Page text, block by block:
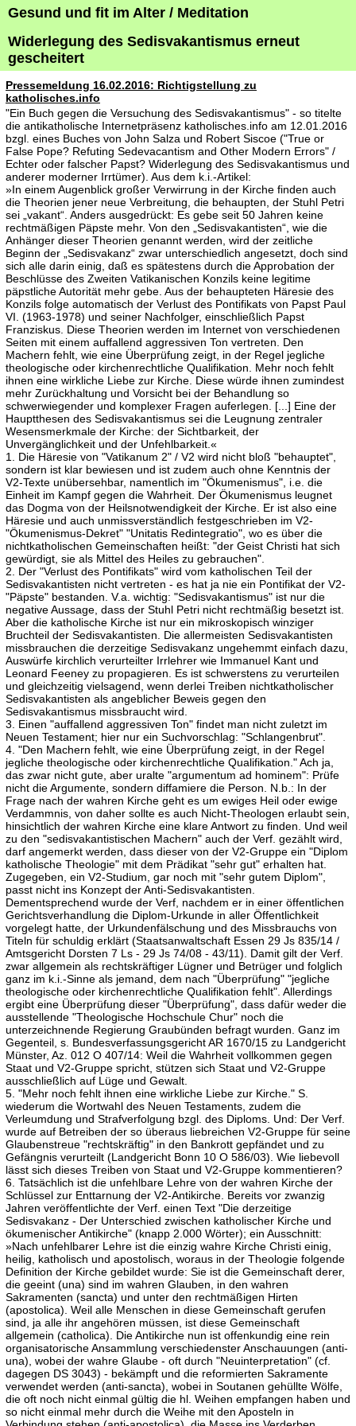
Gesund und fit im Alter / Meditation
Widerlegung des Sedisvakantismus erneut
gescheitert
Pressemeldung 16.02.2016: Richtigstellung zu
katholisches.info
"Ein Buch gegen die Versuchung des Sedisvakantismus" - so titelte
die antikatholische Internetpräsenz katholisches.info am 12.01.2016
bzgl. eines Buches von John Salza und Robert Siscoe ("True or
False Pope? Refuting Sedevacantism and Other Modern Errors" /
Echter oder falscher Papst? Widerlegung des Sedisvakantismus und
anderer moderner Irrtümer). Aus dem k.i.-Artikel:
»In einem Augenblick großer Verwirrung in der Kirche finden auch
die Theorien jener neue Verbreitung, die behaupten, der Stuhl Petri
sei „vakant“. Anders ausgedrückt: Es gebe seit 50 Jahren keine
rechtmäßigen Päpste mehr. Von den „Sedisvakantisten“, wie die
Anhänger dieser Theorien genannt werden, wird der zeitliche
Beginn der „Sedisvakanz“ zwar unterschiedlich angesetzt, doch sind
sich alle darin einig, daß es spätestens durch die Approbation der
Beschlüsse des Zweiten Vatikanischen Konzils keine legitime
päpstliche Autorität mehr gebe. Aus der behaupteten Häresie des
Konzils folge automatisch der Verlust des Pontifikats von Papst Paul
VI. (1963-1978) und seiner Nachfolger, einschließlich Papst
Franziskus. Diese Theorien werden im Internet von verschiedenen
Seiten mit einem auffallend aggressiven Ton vertreten. Den
Machern fehlt, wie eine Überprüfung zeigt, in der Regel jegliche
theologische oder kirchenrechtliche Qualifikation. Mehr noch fehlt
ihnen eine wirkliche Liebe zur Kirche. Diese würde ihnen zumindest
mehr Zurückhaltung und Vorsicht bei der Behandlung so
schwerwiegender und komplexer Fragen auferlegen. [...] Eine der
Hauptthesen des Sedisvakantismus sei die Leugnung zentraler
Wesensmerkmale der Kirche: der Sichtbarkeit, der
Unvergänglichkeit und der Unfehlbarkeit.«
1. Die Häresie von "Vatikanum 2" / V2 wird nicht bloß "behauptet",
sondern ist klar bewiesen und ist zudem auch ohne Kenntnis der
V2-Texte unübersehbar, namentlich im "Ökumenismus", i.e. die
Einheit im Kampf gegen die Wahrheit. Der Ökumenismus leugnet
das Dogma von der Heilsnotwendigkeit der Kirche. Er ist also eine
Häresie und auch unmissverständlich festgeschrieben im V2-
"Ökumenismus-Dekret" "Unitatis Redintegratio", wo es über die
nichtkatholischen Gemeinschaften heißt: "der Geist Christi hat sich
gewürdigt, sie als Mittel des Heiles zu gebrauchen".
2. Der "Verlust des Pontifikats" wird vom katholischen Teil der
Sedisvakantisten nicht vertreten - es hat ja nie ein Pontifikat der V2-
"Päpste" bestanden. V.a. wichtig: "Sedisvakantismus" ist nur die
negative Aussage, dass der Stuhl Petri nicht rechtmäßig besetzt ist.
Aber die katholische Kirche ist nur ein mikroskopisch winziger
Bruchteil der Sedisvakantisten. Die allermeisten Sedisvakantisten
missbrauchen die derzeitige Sedisvakanz ungehemmt einfach dazu,
Auswürfe kirchlich verurteilter Irrlehrer wie Immanuel Kant und
Leonard Feeney zu propagieren. Es ist schwerstens zu verurteilen
und gleichzeitig vielsagend, wenn derlei Treiben nichtkatholischer
Sedisvakantisten als angeblicher Beweis gegen den
Sedisvakantismus missbraucht wird.
3. Einen "auffallend aggressiven Ton" findet man nicht zuletzt im
Neuen Testament; hier nur ein Suchvorschlag: "Schlangenbrut".
4. "Den Machern fehlt, wie eine Überprüfung zeigt, in der Regel
jegliche theologische oder kirchenrechtliche Qualifikation." Ach ja,
das zwar nicht gute, aber uralte "argumentum ad hominem": Prüfe
nicht die Argumente, sondern diffamiere die Person. N.b.: In der
Frage nach der wahren Kirche geht es um ewiges Heil oder ewige
Verdammnis, von daher sollte es auch Nicht-Theologen erlaubt sein,
hinsichtlich der wahren Kirche eine klare Antwort zu finden. Und weil
zu den "sedisvakantistischen Machern" auch der Verf. gezählt wird,
darf angemerkt werden, dass dieser von der V2-Gruppe ein "Diplom
katholische Theologie" mit dem Prädikat "sehr gut" erhalten hat.
Zugegeben, ein V2-Studium, gar noch mit "sehr gutem Diplom",
passt nicht ins Konzept der Anti-Sedisvakantisten.
Dementsprechend wurde der Verf, nachdem er in einer öffentlichen
Gerichtsverhandlung die Diplom-Urkunde in aller Öffentlichkeit
vorgelegt hatte, der Urkundenfälschung und des Missbrauchs von
Titeln für schuldig erklärt (Staatsanwaltschaft Essen 29 Js 835/14 /
Amtsgericht Dorsten 7 Ls - 29 Js 74/08 - 43/11). Damit gilt der Verf.
zwar allgemein als rechtskräftiger Lügner und Betrüger und folglich
ganz im k.i.-Sinne als jemand, dem nach "Überprüfung" "jegliche
theologische oder kirchenrechtliche Qualifikation fehlt". Allerdings
ergibt eine Überprüfung dieser "Überprüfung", dass dafür weder die
ausstellende "Theologische Hochschule Chur" noch die
unterzeichnende Regierung Graubünden befragt wurden. Ganz im
Gegenteil, s. Bundesverfassungsgericht AR 1670/15 zu Landgericht
Münster, Az. 012 O 407/14: Weil die Wahrheit vollkommen gegen
Staat und V2-Gruppe spricht, stützen sich Staat und V2-Gruppe
ausschließlich auf Lüge und Gewalt.
5. "Mehr noch fehlt ihnen eine wirkliche Liebe zur Kirche." S.
wiederum die Wortwahl des Neuen Testaments, zudem die
Verleumdung und Strafverfolgung bzgl. des Diploms. Und: Der Verf.
wurde auf Betreiben der so überaus liebreichen V2-Gruppe für seine
Glaubenstreue "rechtskräftig" in den Bankrott gepfändet und zu
Gefängnis verurteilt (Landgericht Bonn 10 O 586/03). Wie liebevoll
lässt sich dieses Treiben von Staat und V2-Gruppe kommentieren?
6. Tatsächlich ist die unfehlbare Lehre von der wahren Kirche der
Schlüssel zur Enttarnung der V2-Antikirche. Bereits vor zwanzig
Jahren veröffentlichte der Verf. einen Text "Die derzeitige
Sedisvakanz - Der Unterschied zwischen katholischer Kirche und
ökumenischer Antikirche" (knapp 2.000 Wörter); ein Ausschnitt:
»Nach unfehlbarer Lehre ist die einzig wahre Kirche Christi einig,
heilig, katholisch und apostolisch, woraus in der Theologie folgende
Definition der Kirche gebildet wurde: Sie ist die Gemeinschaft derer,
die geeint (una) sind im wahren Glauben, in den wahren
Sakramenten (sancta) und unter den rechtmäßigen Hirten
(apostolica). Weil alle Menschen in diese Gemeinschaft gerufen
sind, ja alle ihr angehören müssen, ist diese Gemeinschaft
allgemein (catholica). Die Antikirche nun ist offenkundig eine rein
organisatorische Ansammlung verschiedenster Anschauungen (anti-
una), wobei der wahre Glaube - oft durch "Neuinterpretation" (cf.
dagegen DS 3043) - bekämpft und die reformierten Sakramente
verwendet werden (anti-sancta), wobei in Soutanen gehüllte Wölfe,
die oft noch nicht einmal gültig die hl. Weihen empfangen haben und
so nicht einmal mehr durch die Weihe mit den Aposteln in